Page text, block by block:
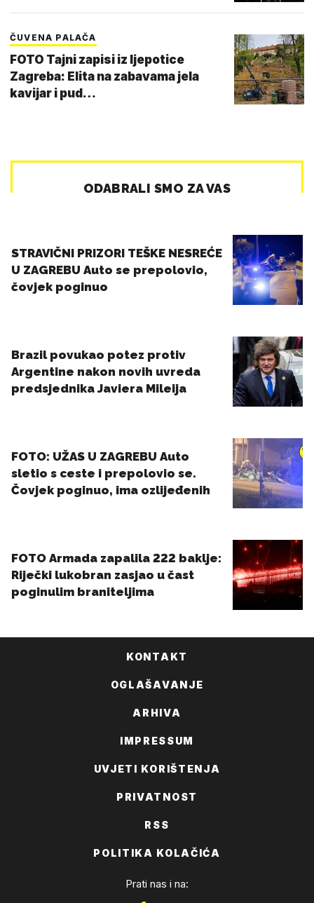
ČUVENA PALAČA
FOTO Tajni zapisi iz ljepotice
Zagreba: Elita na zabavama jela
kavijar i pud…
KONTAKT
OGLAŠAVANJE
ARHIVA
IMPRESSUM
UVJETI KORIŠTENJA
PRIVATNOST
RSS
POLITIKA KOLAČIĆA
Prati nas i na: